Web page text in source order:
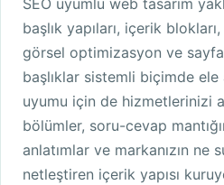
SEO uyumlu web tasarım
başlık yapıları, içerik
görsel optimizasyon ve sayfa
başlıklar sistemli biçimde ele
uyumu için de hizmetlerinizi
bölümler, soru-cevap
anlatımlar ve markanızın ne
netleştiren içerik yapısı